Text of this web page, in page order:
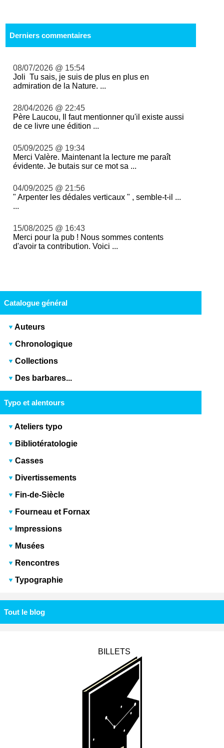
Derniers commentaires
08/07/2026 @ 15:54
Joli Tu sais, je suis de plus en plus en
admiration de la Nature. ...
28/04/2026 @ 22:45
Père Laucou, Il faut mentionner qu'il existe aussi
de ce livre une édition ...
05/09/2025 @ 19:34
Merci Valère. Maintenant la lecture me paraît
évidente. Je butais sur ce mot sa ...
04/09/2025 @ 21:56
" Arpenter les dédales verticaux " , semble-t-il ...
...
15/08/2025 @ 16:43
Merci pour la pub ! Nous sommes contents
d'avoir ta contribution. Voici ...
Catalogue général
Auteurs
Chronologique
Collections
Des barbares...
Typo et alentours
Ateliers typo
Bibliotératologie
Casses
Divertissements
Fin-de-Siècle
Fourneau et Fornax
Impressions
Musées
Rencontres
Typographie
Tout le blog
BILLETS